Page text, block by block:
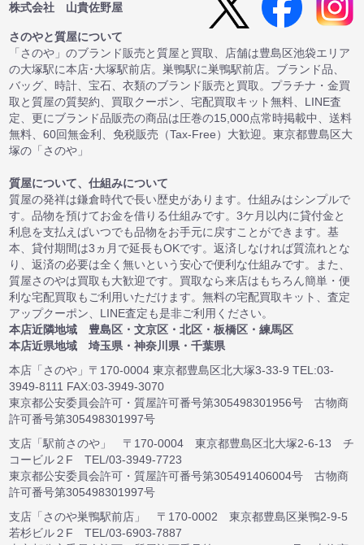
株式会社 山貴佐野屋
さのやと質屋について
「さのや」のブランド販売と質屋と買取、店舗は豊島区池袋エリア
の大塚駅に本店･大塚駅前店。巣鴨駅に巣鴨駅前店。ブランド品、
バッグ、時計、宝石、衣類のブランド販売と買取。プラチナ・金買
取と質屋の質契約、買取クーポン、宅配買取キット無料、LINE査
定、更にブランド品販売の商品は圧巻の15,000点常時掲載中、送料
無料、60回無金利、免税販売（Tax-Free）大歓迎。東京都豊島区大
塚の「さのや」
質屋について、仕組みについて
質屋の発祥は鎌倉時代で長い歴史があります。仕組みはシンプルで
す。品物を預けてお金を借りる仕組みです。3ケ月以内に貸付金と
利息を支払えばいつでも品物をお手元に戻すことができます。基
本、貸付期間は3ヵ月で延長もOKです。返済しなければ質流れとな
り、返済の必要は全く無いという安心で便利な仕組みです。また、
質屋さのやは買取も大歓迎です。買取なら来店はもちろん簡単・便
利な宅配買取もご利用いただけます。無料の宅配買取キット、査定
アップクーポン、LINE査定も是非ご利用ください。
本店近隣地域 豊島区・文京区・北区・板橋区・練馬区
本店近県地域 埼玉県・神奈川県・千葉県
本店「さのや」〒170-0004 東京都豊島区北大塚3-33-9 TEL:03-
3949-8111 FAX:03-3949-3070
東京都公安委員会許可・質屋許可番号第305498301956号 古物商
許可番号第305498301997号
支店「駅前さのや」 〒170-0004 東京都豊島区北大塚2-6-13 チ
コービル２F TEL/03-3949-7723
東京都公安委員会許可・質屋許可番号第305491406004号 古物商
許可番号第305498301997号
支店「さのや巣鴨駅前店」 〒170-0002 東京都豊島区巣鴨2-9-5
若杉ビル２F TEL/03-6903-7887